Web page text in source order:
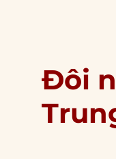
Đôi